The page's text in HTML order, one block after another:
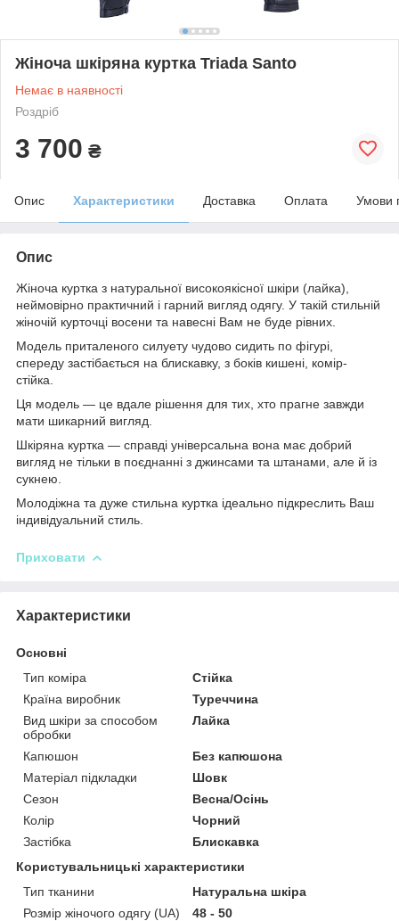
Жіноча шкіряна куртка Triada Santo
Немає в наявності
Роздріб
3 700 ₴
Опис Характеристики Доставка Оплата Умови
Опис
Жіноча куртка з натуральної високоякісної шкіри (лайка),
неймовірно практичний і гарний вигляд одягу. У такій стильній
жіночій курточці восени та навесні Вам не буде рівних.
Модель приталеного силуету чудово сидить по фігурі,
спереду застібається на блискавку, з боків кишені, комір-
стійка.
Ця модель — це вдале рішення для тих, хто прагне завжди
мати шикарний вигляд.
Шкіряна куртка — справді універсальна вона має добрий
вигляд не тільки в поєднанні з джинсами та штанами, але й із
сукнею.
Молодіжна та дуже стильна куртка ідеально підкреслить Ваш
індивідуальний стиль.
Приховати
Характеристики
Основні
Тип коміра
Стійка
Країна виробник
Туреччина
Вид шкіри за способом
обробки
Лайка
Капюшон
Без капюшона
Матеріал підкладки
Шовк
Сезон
Весна/Осінь
Колір
Чорний
Застібка
Блискавка
Користувальницькі характеристики
Тип тканини
Натуральна шкіра
Розмір жіночого одягу (UA)
48 - 50